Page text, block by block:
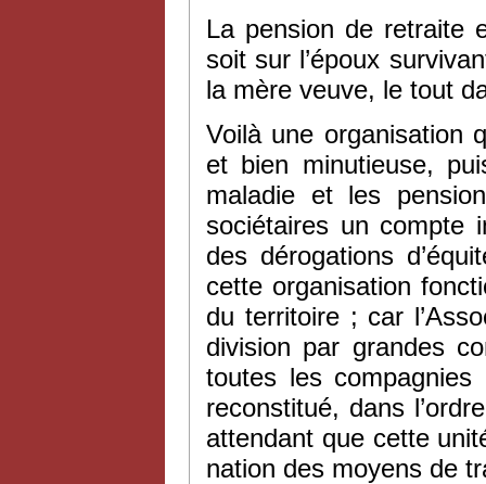
La pension de retraite
soit sur l’époux
la mère veuve, le tout
Voilà une organisation
et bien minutieuse,
maladie et les
sociétaires un compte
des dérogations
cette organisation
du territoire ; car
division par grandes
toutes les
reconstitué, dans
attendant que cette
nation des moyens de